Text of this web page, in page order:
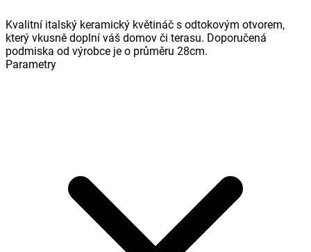
Kvalitní italský keramický květináč s odtokovým otvorem,
který vkusně doplní váš domov či terasu. Doporučená
podmiska od výrobce je o průměru 28cm.
Parametry